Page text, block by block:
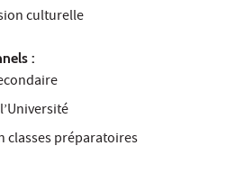
culturelle
:
classes préparatoires